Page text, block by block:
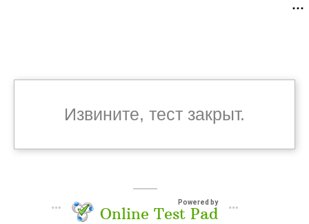
Извините, тест закрыт.
Powered by
Online Test Pad